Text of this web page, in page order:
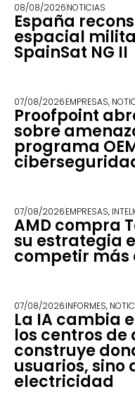
08/08/2026NOTICIAS
España
espacial
SpainSat NG II
07/08/2026EMPRESAS,
Proofpoint
sobre
programa
07/08/2026EMPRESAS,
AMD compra
su estrategia
competir más
07/08/2026INFORMES,
La IA cambia
los centros de
construye
usuarios, sino
electricidad